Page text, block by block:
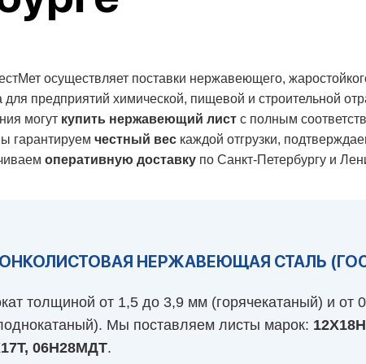
осуществляет поставки нержавеющего,
для предприятий химической, пищевой и строительной
могут купить нержавеющий лист с полным
гарантируем честный вес каждой отгрузки,
оперативную доставку по Санкт-Петербургу и
НЕРЖАВЕЮЩАЯ СТАЛЬ
толщиной от 1,5 до 3,9 мм (горячекатаный) и от
Мы поставляем листы марок:
06Н28МДТ.